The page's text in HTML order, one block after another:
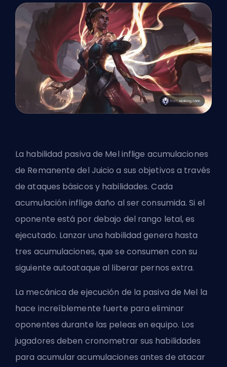
La habilidad pasiva de Mel inflige acumulaciones
de Remanente del Juicio a sus objetivos a través
de ataques básicos y habilidades. Cada
acumulación inflige daño al ser consumida. Si el
oponente está por debajo del rango letal, es
ejecutado. Lanzar una habilidad genera hasta
tres acumulaciones, que se consumen con su
siguiente autoataque al liberar pernos extra.
La mecánica de ejecución de la pasiva de Mel la
hace increíblemente fuerte para eliminar
oponentes durante las peleas en equipo. Los
jugadores deben cronometrar sus habilidades
para acumular acumulaciones antes de atacar